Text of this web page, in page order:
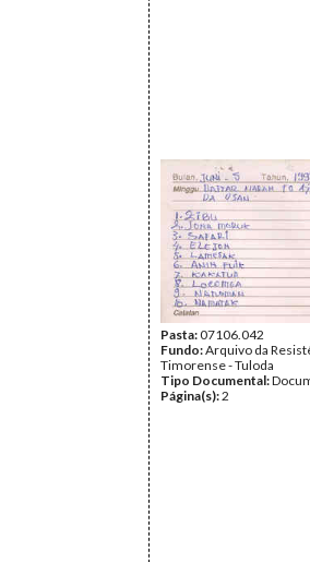
Pasta:07106.042
Fundo:Arquivo da
Timorense - Tuloda
Tipo Documental:
Página(s):2